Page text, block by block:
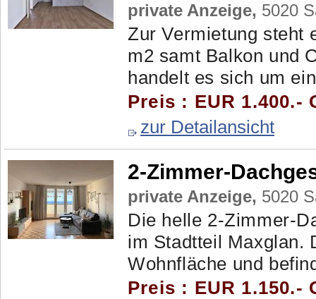
private Anzeige, 5020
Zur Vermietung steht
m2 samt Balkon und
handelt es sich um
Preis : EUR 1.400.-
zur Detailansicht
2-Zimmer-
private Anzeige, 5020
Die helle 2-Zimmer-
im Stadtteil Maxglan.
Wohnfläche und
Preis : EUR 1.150.-